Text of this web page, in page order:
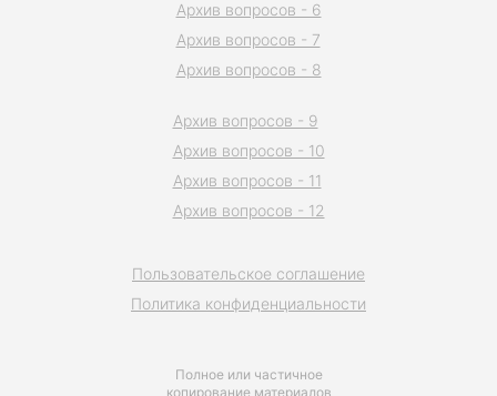
Полное или частичное
копирование материалов
Пользовательское соглашение
Политика конфиденциальности
Архив вопросов - 6
Архив вопросов - 7
Архив вопросов - 8
Архив вопросов - 9
Архив вопросов - 10
Архив вопросов - 11
Архив вопросов - 12